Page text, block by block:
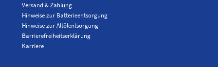
Versand & Zahlung
Hinweise zur Batterieentsorgung
Hinweise zur Altölentsorgung
Barrierefreiheitserklärung
Karriere